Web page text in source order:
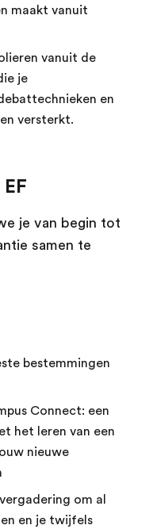
maakt vanuit
vanuit de
je
en
versterkt.
je van begin tot
samen te
bestemmingen
Connect: een
het leren van een
nieuwe
om al
en je twijfels